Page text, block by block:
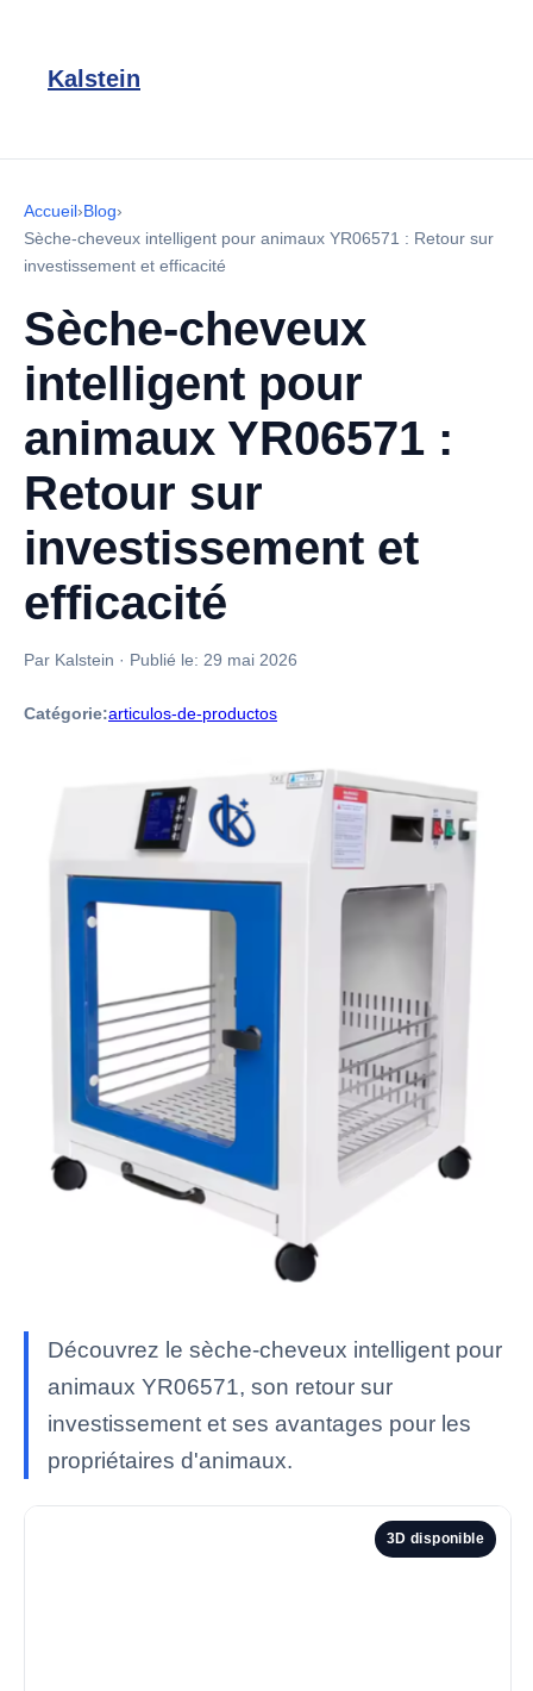
Kalstein
Accueil›Blog›
Sèche-cheveux intelligent pour animaux YR06571 : Retour sur
investissement et efficacité
Sèche-cheveux
intelligent pour
animaux YR06571 :
Retour sur
investissement et
efficacité
Par Kalstein · Publié le: 29 mai 2026
Catégorie:articulos-de-productos
Découvrez le sèche-cheveux intelligent pour
animaux YR06571, son retour sur
investissement et ses avantages pour les
propriétaires d'animaux.
3D disponible